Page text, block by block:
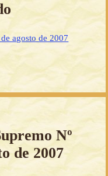
agosto de 2007
Nº
de 2007